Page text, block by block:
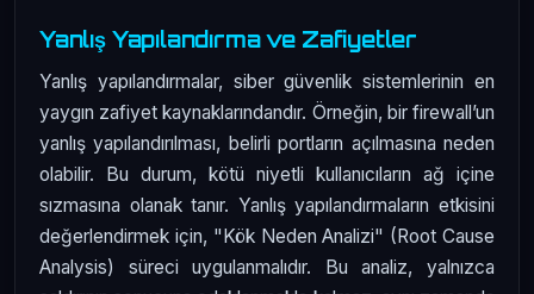
Yanlış Yapılandırma ve Zafiyetler
Yanlış yapılandırmalar, siber güvenlik sistemlerinin en
yaygın zafiyet kaynaklarındandır. Örneğin, bir firewall’un
yanlış yapılandırılması, belirli portların açılmasına neden
olabilir. Bu durum, kötü niyetli kullanıcıların ağ içine
sızmasına olanak tanır. Yanlış yapılandırmaların etkisini
değerlendirmek için, "Kök Neden Analizi" (Root Cause
Analysis) süreci uygulanmalıdır. Bu analiz, yalnızca